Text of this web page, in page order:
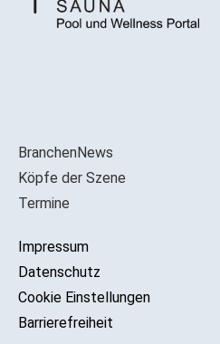
BranchenNews
Köpfe der Szene
Termine
Impressum
Datenschutz
Cookie Einstellungen
Barrierefreiheit